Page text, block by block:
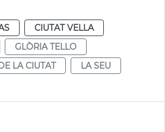
CIUTAT VELLA
GLÒRIA TELLO
LA CIUTAT
LA SEU